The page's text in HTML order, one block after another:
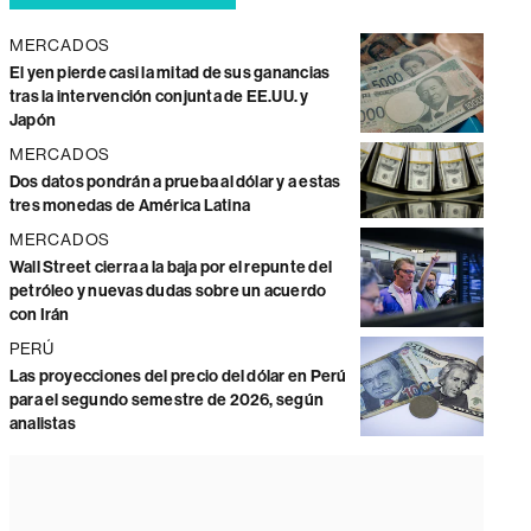
MERCADOS
El yen pierde casi la mitad de sus ganancias
tras la intervención conjunta de EE.UU. y
Japón
MERCADOS
Dos datos pondrán a prueba al dólar y a estas
tres monedas de América Latina
MERCADOS
Wall Street cierra a la baja por el repunte del
petróleo y nuevas dudas sobre un acuerdo
con Irán
PERÚ
Las proyecciones del precio del dólar en Perú
para el segundo semestre de 2026, según
analistas